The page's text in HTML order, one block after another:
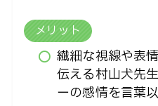
メリット
繊細な視線や表
伝える村山犬先
ーの感情を言葉